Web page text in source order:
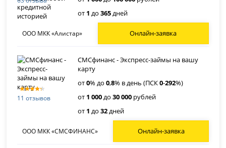
от 1 до365дней
ООО МКК «Алистар» Онлайн-заявка
11 отзывов
СМСфинанс - Экспресс-займы на вашу
карту
от0% до0,8% в день (ПСК0-292%)
от 1 000до30 000 рублей
от 1 до32дней
ООО МКК «СМСФИНАНС» Онлайн-заявка